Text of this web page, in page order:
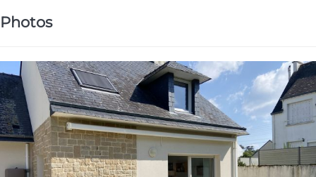
Photos